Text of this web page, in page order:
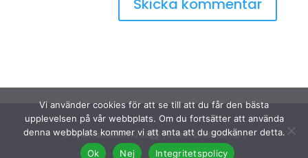
© Sydinakläder.nu 2026 | Efwa i Lindhult AB |
Vi använder cookies för att se till att du får den bästa
upplevelsen på vår webbplats. Om du fortsätter att använda
denna webbplats kommer vi att anta att du godkänner detta.
Ok
Nej Integritetspolicy